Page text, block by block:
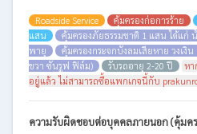
Roadside Service คุ้มครองก่อการร้าย
แสน
คุ้มครองภัยธรรมชาติ 1 แสน ได้แก่
พายุ
คุ้มครองกระจกบังลมเสียหาย วงเงิ
ขวา ซันรูฟ ฟิล์ม)
รับรถอายุ 2-20 ปี
หา
อยู่แล้ว ไม่สามารถซื้อแพกเกจนี้กับ
ความรับผิดชอบต่อบุคคลภายนอก (คุ้มค